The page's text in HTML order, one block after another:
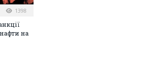
1398
на